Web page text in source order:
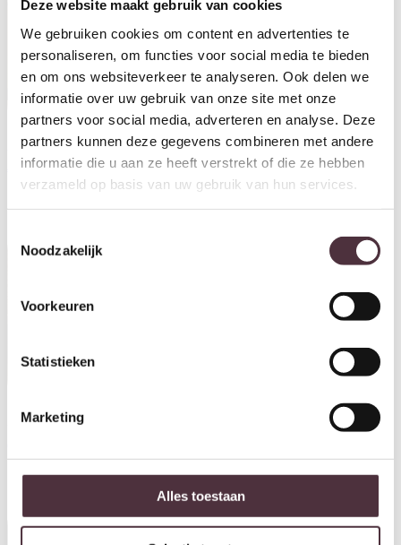
Deze website maakt gebruik van cookies
We gebruiken cookies om content en advertenties te
personaliseren, om functies voor social media te bieden
en om ons websiteverkeer te analyseren. Ook delen we
informatie over uw gebruik van onze site met onze
partners voor social media, adverteren en analyse. Deze
partners kunnen deze gegevens combineren met andere
informatie die u aan ze heeft verstrekt of die ze hebben
verzameld op basis van uw gebruik van hun services.
Noodzakelijk
Voorkeuren
Statistieken
Marketing
Alles toestaan
UrbanSofa fauteuil Liv
625,00
UrbanSofa fauteuil fleur
€625,00
UrbanSofa Fauteuil Auxerre
UrbanSofa fauteuil Livorno